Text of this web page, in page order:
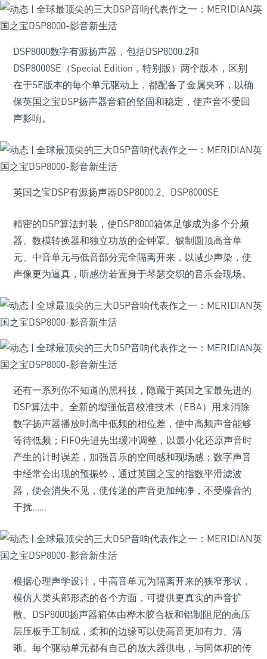
DSP8000数字有源扬声器，包括DSP8000.2和
DSP8000SE（Special Edition，特别版）两个版本，区别
在于SE版本的每个单元驱动上，都配备了金属夹环，以确
保英国之宝DSP扬声器音箱的坚固和稳定，使声音不受回
声影响。
英国之宝DSP有源扬声器DSP8000.2、DSP8000SE
精密的DSP算法封装，使DSP8000箱体足够成为多个分频
器、数模转换器和独立功放的金钟罩。铍制圆顶高音单
元、中音单元与低音部分完全隔离开来，以减少声染，使
声像更为逼真，听感仿若置身于琴瑟交织的音乐会现场。
还有一系列你不知道的黑科技，隐藏于英国之宝最先进的
DSP算法中。全新的增强低音校准技术（EBA）用来消除
数字扬声器播放时高中低频的相位差，使中高频声音能够
等待低频；FIFO先进先出缓冲调整，以最小化还原声音时
产生的计时误差，加强音乐的空间感和现场感；数字声音
中经常会出现的预振铃，通过英国之宝的指数平滑滤波
器，便会消失不见，使传递的声音更加纯净，不受噪音的
干扰……
根据心理声学设计，中高音单元为隔离开来的狭窄形状，
模仿人类头部形态的各个方面，可提供更真实的声音扩
散。DSP8000扬声器箱体由桦木胶合板和铝制阻尼的高压
层压板手工制成，柔和的边缘可以使高音更加有力、清
晰。每个驱动单元都有自己的放大器供电，与同体积的传